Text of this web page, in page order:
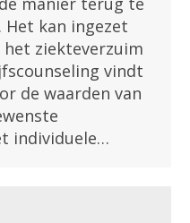
Het kan ingezet
ziekteverzuim
vindt
de waarden van
individuele…